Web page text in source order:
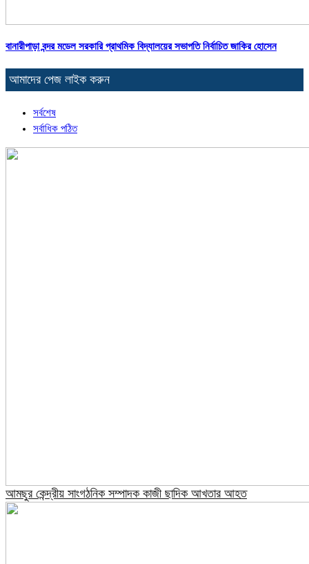
বানারীপাড়া বন্দর মডেল সরকারি প্রাথমিক বিদ্যালয়ের সভাপতি নির্বাচিত জাকির হোসেন
আমাদের পেজ লাইক করুন
সর্বশেষ
সর্বাধিক পঠিত
আমছুর কেন্দ্রীয় সাংগঠনিক সম্পাদক কাজী ছাদিক আখতার আহত